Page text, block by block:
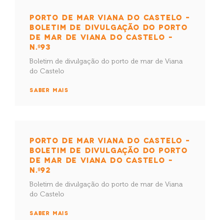
PORTO DE MAR VIANA DO CASTELO –
BOLETIM DE DIVULGAÇÃO DO PORTO
DE MAR DE VIANA DO CASTELO –
N.º93
Boletim de divulgação do porto de mar de Viana
do Castelo
SABER MAIS
PORTO DE MAR VIANA DO CASTELO –
BOLETIM DE DIVULGAÇÃO DO PORTO
DE MAR DE VIANA DO CASTELO –
N.º92
Boletim de divulgação do porto de mar de Viana
do Castelo
SABER MAIS